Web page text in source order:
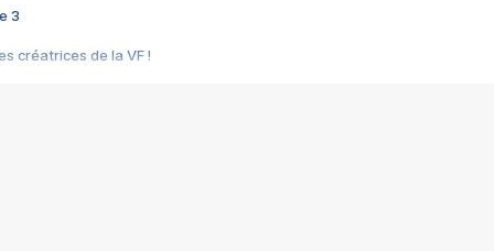
3
créatrices de la VF !